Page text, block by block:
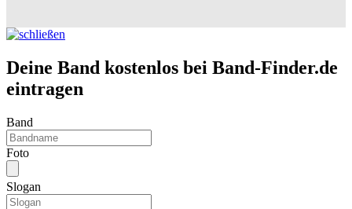
Deine Band kostenlos bei Band-Finder.de
eintragen
Band
Foto
Slogan